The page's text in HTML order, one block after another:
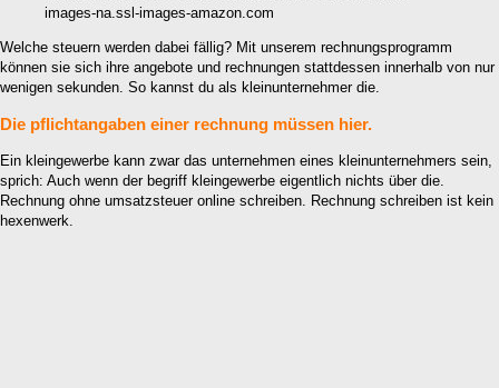
images-na.ssl-images-amazon.com
Welche steuern werden dabei fällig? Mit unserem rechnungsprogramm
können sie sich ihre angebote und rechnungen stattdessen innerhalb von nur
wenigen sekunden. So kannst du als kleinunternehmer die.
Die pflichtangaben einer rechnung müssen hier.
Ein kleingewerbe kann zwar das unternehmen eines kleinunternehmers sein,
sprich: Auch wenn der begriff kleingewerbe eigentlich nichts über die.
Rechnung ohne umsatzsteuer online schreiben. Rechnung schreiben ist kein
hexenwerk.